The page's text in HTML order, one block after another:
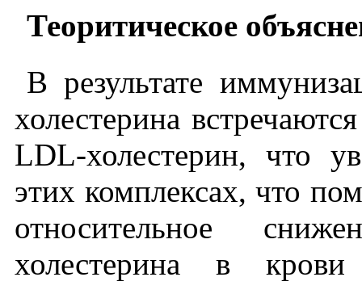
Теоритическое
В результате
холестерина
LDL-холестерин, что
этих комплексах, что
относительное
холестерина в